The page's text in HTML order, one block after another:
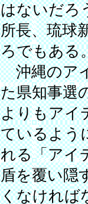
はないだろ
所長、琉球
ろでもある
沖縄のアイ
た県知事選
よりもアイ
ているよう
れる「アイ
盾を覆い隠
くなければ